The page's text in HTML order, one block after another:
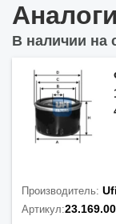
Аналоги
В наличии на
Производитель: Ufi
Артикул:23.169.00